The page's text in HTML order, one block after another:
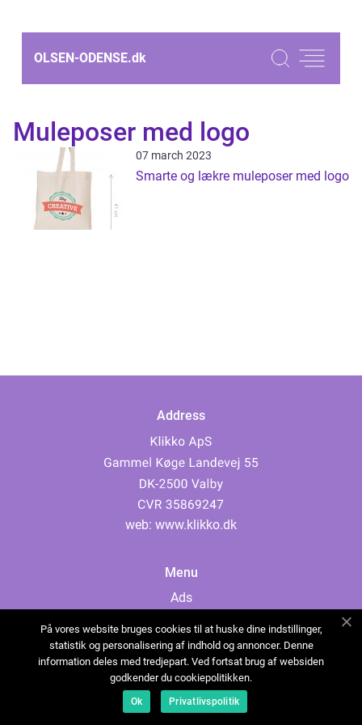
OLSEN-ODENSE.dk
Muleposer med logo
07 march 2023
Smarte og lækre muleposer med logo
Address
web: www.klikko.dk
Menu
Ads
Cookies
Contact
Sitemap
På vores website bruges cookies til at huske dine indstillinger,
statistik og personalisering af indhold og annoncer. Denne
information deles med tredjepart. Ved fortsat brug af websiden
godkender du cookiepolitikken.
Ok Privatlivspolitik